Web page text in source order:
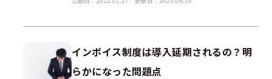
インボイス制度は導入延期されるの？明
らかになった問題点